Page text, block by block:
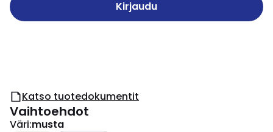
Kirjaudu
Katso tuotedokumentit
Vaihtoehdot
Väri:musta